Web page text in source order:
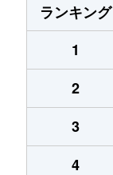
ランキング
1
2
3
4